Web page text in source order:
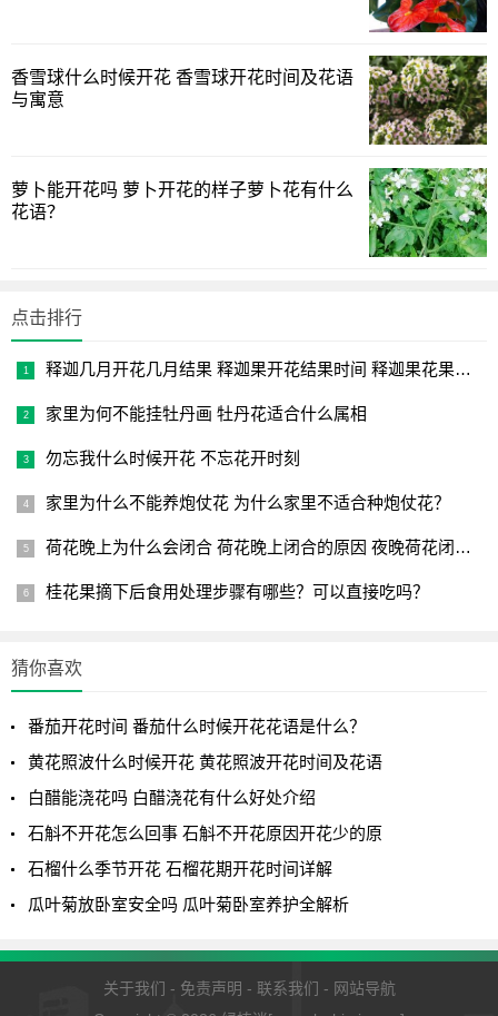
仙人棒种植开花要点
1、仙人棒开花并不容易，有的人养护三四年的时间才可看
到它开花，且开花的数量也比较少，不过可以确定它是能开
花的，且花色鲜艳，有观赏性。
2、养殖的时候要注意方法，平时多让它晒大太阳，给予足
能会缩短开花时间。
3、养殖仙人棒时，应使用排水性好的土壤，可以使用细沙
透气性不好，则可以导致根部积水，根部就容易发生腐烂，
冬季温度最好在20度左右，需要搬到室内养护。
本文分享的仙人棒的花语与寓意、仙人棒开花时间，以及
关知识。
香雪球什么时候开花 香雪球开花时间及花语
与寓意
萝卜能开花吗 萝卜开花的样子萝卜花有什么
花语？
点击排行
释迦几月开花几月结果 释迦果开花结果时间 释迦果花果成熟时
家里为何不能挂牡丹画 牡丹花适合什么属相
勿忘我什么时候开花 不忘花开时刻
家里为什么不能养炮仗花 为什么家里不适合种炮仗花？
荷花晚上为什么会闭合 荷花晚上闭合的原因 夜晚荷花闭合的原
桂花果摘下后食用处理步骤有哪些？可以直接吃吗？
猜你喜欢
番茄开花时间 番茄什么时候开花花语是什么？
黄花照波什么时候开花 黄花照波开花时间及花语
白醋能浇花吗 白醋浇花有什么好处介绍
石斛不开花怎么回事 石斛不开花原因开花少的原
石榴什么季节开花 石榴花期开花时间详解
瓜叶菊放卧室安全吗 瓜叶菊卧室养护全解析
关于我们 - 免责声明 - 联系我们 - 网站导航